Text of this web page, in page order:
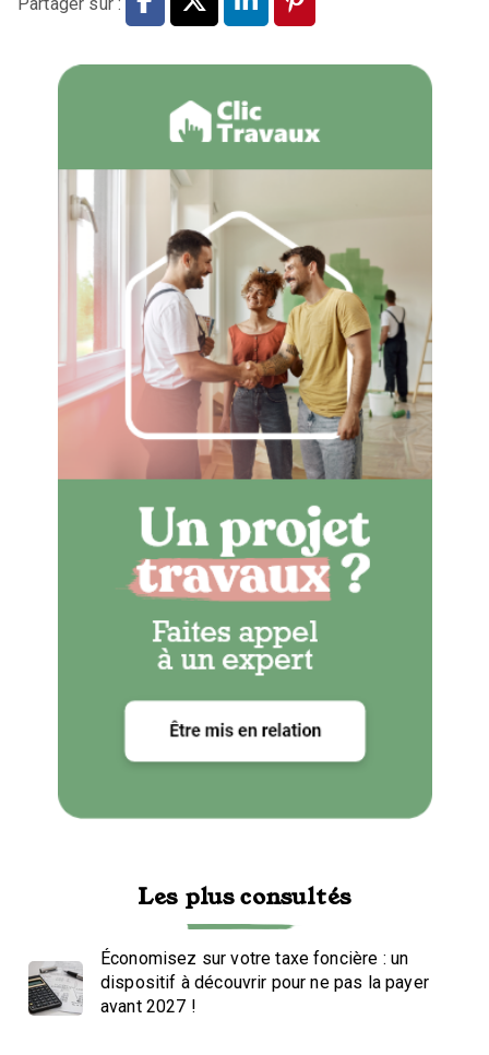
Les plus consultés
Économisez sur votre taxe foncière : un
dispositif à découvrir pour ne pas la payer
avant 2027 !